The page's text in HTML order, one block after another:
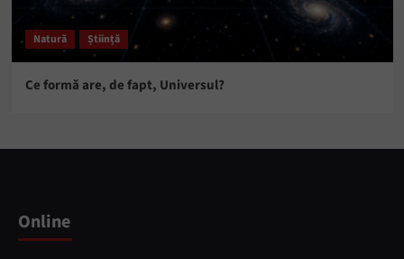
Natură Știință
Ce formă are, de fapt, Universul?
Online